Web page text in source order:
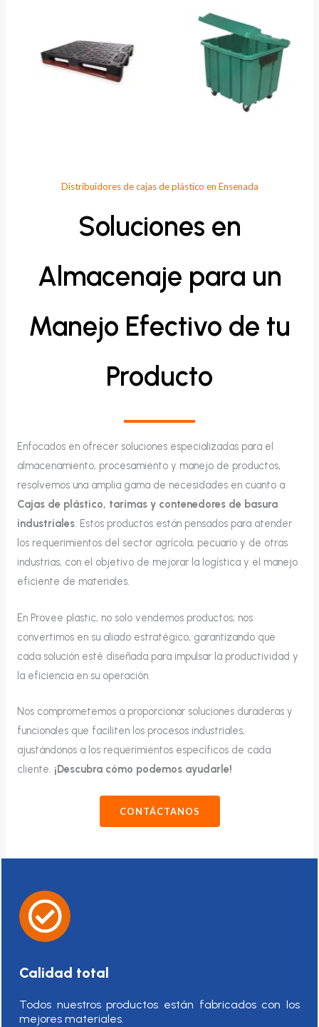
Distribuidores de cajas de plástico en Ensenada
Soluciones en
Almacenaje para un
Manejo Efectivo de tu
Producto
Enfocados en ofrecer soluciones especializadas para el
almacenamiento, procesamiento y manejo de productos,
resolvemos una amplia gama de necesidades en cuanto a
Cajas de plástico, tarimas y contenedores de basura
industriales. Estos productos están pensados para atender
los requerimientos del sector agrícola, pecuario y de otras
industrias, con el objetivo de mejorar la logística y el manejo
eficiente de materiales.
En Provee plastic, no solo vendemos productos; nos
convertimos en su aliado estratégico, garantizando que
cada solución esté diseñada para impulsar la productividad y
la eficiencia en su operación.
Nos comprometemos a proporcionar soluciones duraderas y
funcionales que faciliten los procesos industriales,
ajustándonos a los requerimientos específicos de cada
cliente. ¡Descubra cómo podemos ayudarle!
CONTÁCTANOS
Calidad total
Todos nuestros productos están fabricados con los
mejores materiales.